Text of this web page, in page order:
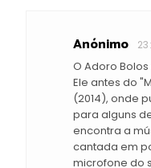
Anónimo
O Adoro
Ele antes do
(2014), onde
para alguns
encontra a
cantada em
microfone do